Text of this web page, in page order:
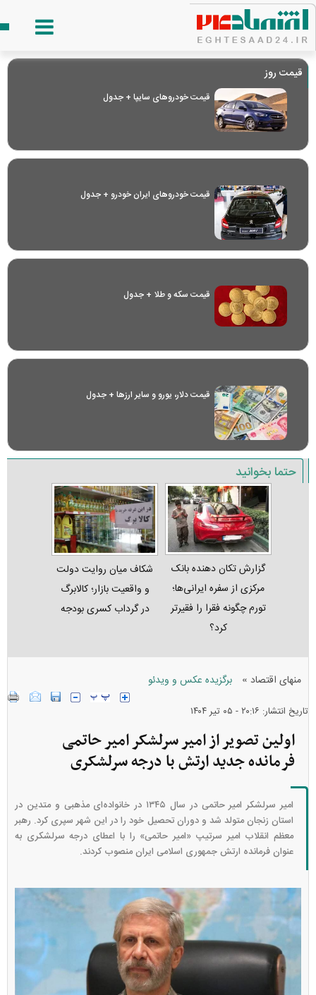
قیمت روز
قیمت خودرو‌های سایپا + جدول
قیمت خودرو‌های ایران خودرو + جدول
قیمت سکه و طلا + جدول
قیمت دلار، یورو و سایر ارز‌ها + جدول
حتما بخوانید
گزارش تکان‌ دهنده بانک
مرکزی از سفره ایرانی‌ها؛
تورم چگونه فقرا را فقیرتر
کرد؟
شکاف میان روایت دولت
و واقعیت بازار؛ کالابرگ
در گرداب کسری بودجه
منهای اقتصاد » برگزیده عکس و ویدئو
تاریخ انتشار: ۲۰:۱۶ - ۰۵ تير ۱۴۰۴
اولین تصویر از امیر سرلشکر امیر حاتمی
فرمانده جدید ارتش با درجه سرلشکری
امیر سرلشکر امیر حاتمی در سال ۱۳۴۵ در خانواده‌ای مذهبی و متدین در
استان زنجان متولد شد و دوران تحصیل خود را در این شهر سپری کرد. رهبر
معظم انقلاب امیر سرتیپ «امیر حاتمی» را با اعطای درجه سرلشکری به
عنوان فرمانده ارتش جمهوری اسلامی ایران منصوب کردند.